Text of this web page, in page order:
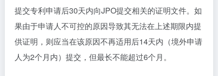
提交专利申请后30天内向JPO提交相关的证明文件。如
果由于申请人不可控的原因导致其无法在上述期限内提
供证明，则应当在该原因不再适用后14天内（境外申请
人为2个月内）提交，但最长不能超过6个月。